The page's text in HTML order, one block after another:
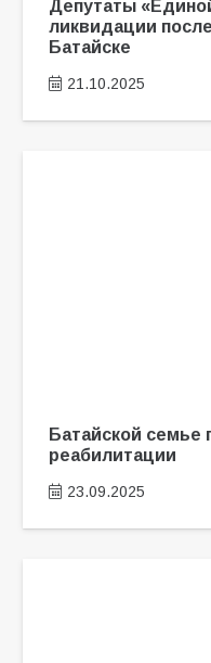
Депутаты
ликвидации
Батайске
21.10.2025
Батайской семье
реабилитации
23.09.2025